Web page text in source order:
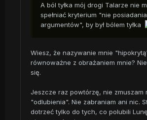
A ból tyłka mój drogi Talarze nie
spełniać kryterium "nie posiadania
argumentów", by był bólem tyłka
Wiesz, że nazywanie mnie
równoważne z obrażaniem mnie?
się.
Jeszcze raz powtórzę, nie zmuszam
"odlubienia". Nie zabraniam ani nic.
dotrzeć tylko do tych, co polubili